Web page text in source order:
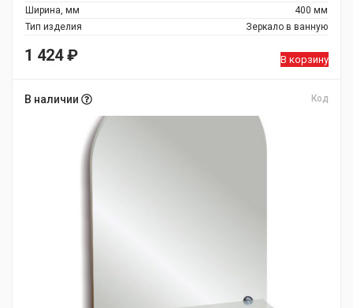
Ширина, мм
400 мм
Тип изделия
Зеркало в ванную
1 424₽ В корзину
В наличии Код